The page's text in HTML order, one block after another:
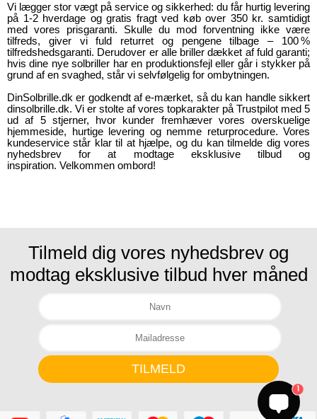
Vi lægger stor vægt på service og sikkerhed: du får hurtig levering
på 1‑2 hverdage og gratis fragt ved køb over 350 kr. samtidigt
med vores prisgaranti. Skulle du mod forventning ikke være
tilfreds, giver vi fuld returret og pengene tilbage – 100 %
tilfredshedsgaranti. Derudover er alle briller dækket af fuld garanti;
hvis dine nye solbriller har en produktionsfejl eller går i stykker på
grund af en svaghed, står vi selvfølgelig for ombytningen.
DinSolbrille.dk er godkendt af e‑mærket, så du kan handle sikkert
dinsolbrille.dk. Vi er stolte af vores topkarakter på Trustpilot med 5
ud af 5 stjerner, hvor kunder fremhæver vores overskuelige
hjemmeside, hurtige levering og nemme returprocedure. Vores
kundeservice står klar til at hjælpe, og du kan tilmelde dig vores
nyhedsbrev for at modtage eksklusive tilbud og
inspiration. Velkommen ombord!
Tilmeld dig vores nyhedsbrev og
modtag eksklusive tilbud hver måned
1